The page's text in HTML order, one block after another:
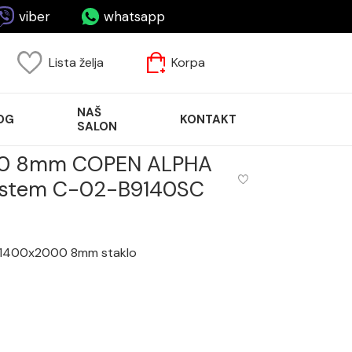
viber whatsapp
Lista želja Korpa
NAŠ
SALON
KONTAKT
8mm COPEN ALPHA
C-02-B9140SC
1400x2000 8mm staklo